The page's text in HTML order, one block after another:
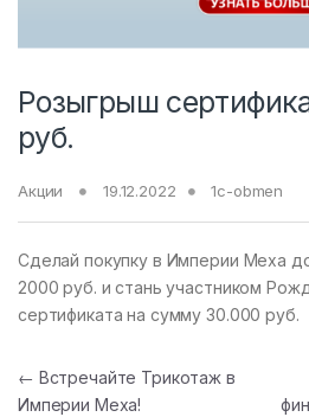
Розыгрыш
руб.
Акции 19.12.2022 1c-obmen
Сделай покупку в Империи Меха до
2000 руб. и стань участником
сертификата на сумму 30.000 руб.
Навигация по записям
← Встречайте Трикотаж в
Империи Меха!